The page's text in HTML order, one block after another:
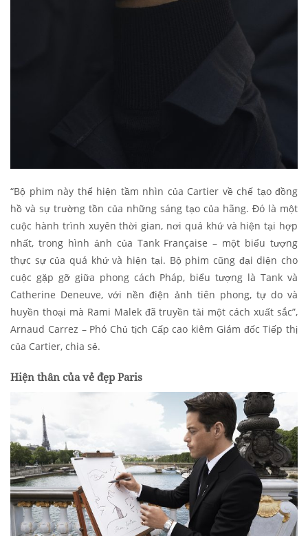
“Bộ phim này thể hiện tầm nhìn của Cartier về chế tạo đồng
hồ và sự trường tồn của những sáng tạo của hãng. Đó là một
cuộc hành trình xuyên thời gian, nơi quá khứ và hiện tại hợp
nhất, trong hình ảnh của Tank Française – một biểu tượng
thực sự của quá khứ và hiện tại. Bộ phim cũng đại diện cho
cuộc gặp gỡ giữa phong cách Pháp, biểu tượng là Tank và
Catherine Deneuve, với nền điện ảnh tiên phong, tự do và
huyền thoại mà Rami Malek đã truyền tải một cách xuất sắc”,
Arnaud Carrez – Phó Chủ tịch Cấp cao kiêm Giám đốc Tiếp thị
của Cartier, chia sẻ.
Hiện thân của vẻ đẹp Paris